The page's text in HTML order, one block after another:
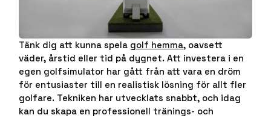
Tänk dig att kunna spela golf hemma, oavsett
väder, årstid eller tid på dygnet. Att investera i en
egen golfsimulator har gått från att vara en dröm
för entusiaster till en realistisk lösning för allt fler
golfare. Tekniken har utvecklats snabbt, och idag
kan du skapa en professionell tränings- och